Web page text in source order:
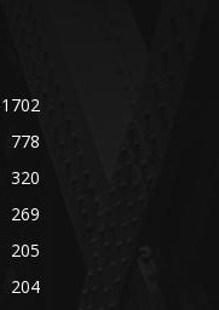
1702
778
320
269
205
204